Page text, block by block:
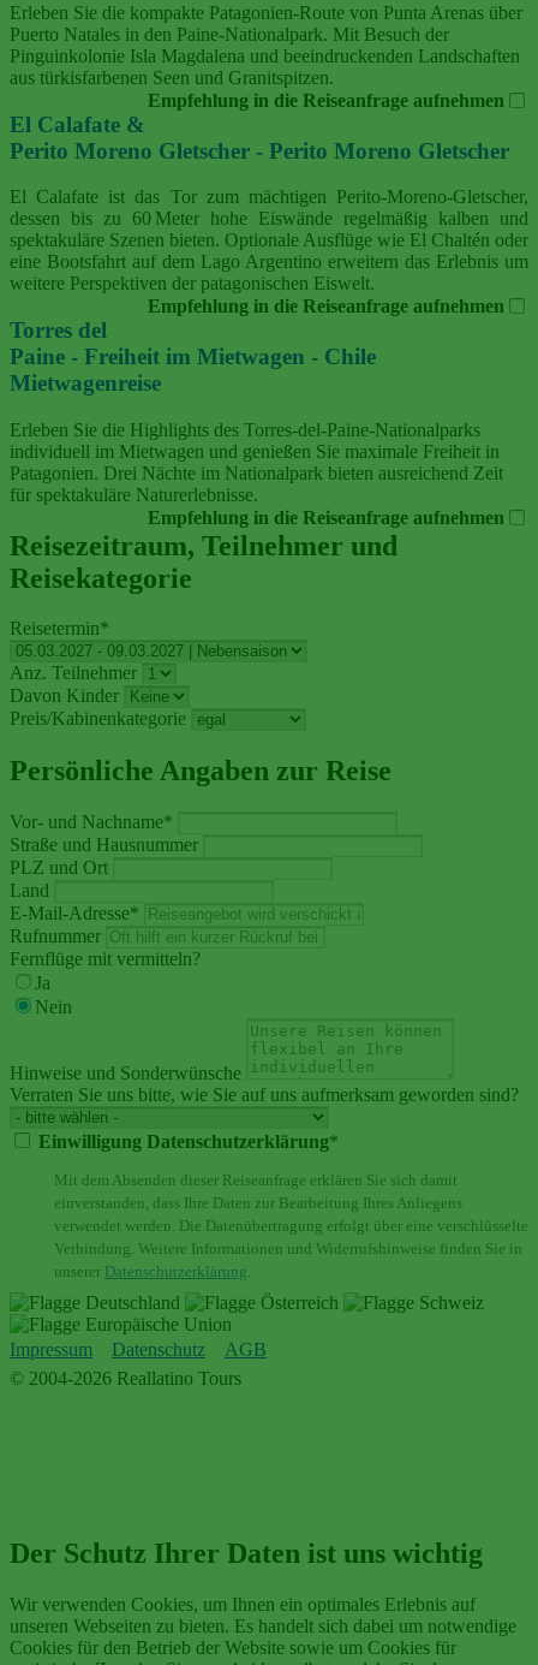
Erleben Sie die kompakte Patagonien‑Route von Punta Arenas über
Puerto Natales in den Paine‑Nationalpark. Mit Besuch der
Pinguinkolonie Isla Magdalena und beeindruckenden Landschaften
aus türkisfarbenen Seen und Granitspitzen.
Empfehlung in die Reiseanfrage aufnehmen
El Calafate &
Perito Moreno Gletscher - Perito Moreno Gletscher
El Calafate ist das Tor zum mächtigen Perito‑Moreno‑Gletscher,
dessen bis zu 60 Meter hohe Eiswände regelmäßig kalben und
spektakuläre Szenen bieten. Optionale Ausflüge wie El Chaltén oder
eine Bootsfahrt auf dem Lago Argentino erweitern das Erlebnis um
weitere Perspektiven der patagonischen Eiswelt.
Empfehlung in die Reiseanfrage aufnehmen
Torres del
Paine - Freiheit im Mietwagen - Chile
Mietwagenreise
Erleben Sie die Highlights des Torres-del-Paine-Nationalparks
individuell im Mietwagen und genießen Sie maximale Freiheit in
Patagonien. Drei Nächte im Nationalpark bieten ausreichend Zeit
für spektakuläre Naturerlebnisse.
Empfehlung in die Reiseanfrage aufnehmen
Reisezeitraum, Teilnehmer und
Reisekategorie
Reisetermin*
Anz. Teilnehmer
Davon Kinder
Preis/Kabinenkategorie
Persönliche Angaben zur Reise
Vor- und Nachname*
Straße und Hausnummer
PLZ und Ort
Land
E-Mail-Adresse*
Rufnummer
Fernflüge mit vermitteln?
Ja
Nein
Hinweise und Sonderwünsche
Verraten Sie uns bitte, wie Sie auf uns aufmerksam geworden sind?
Einwilligung Datenschutzerklärung*
Mit dem Absenden dieser Reiseanfrage erklären Sie sich damit
einverstanden, dass Ihre Daten zur Bearbeitung Ihres Anliegens
verwendet werden. Die Datenübertragung erfolgt über eine verschlüsselte
Verbindung. Weitere Informationen und Widerrufshinweise finden Sie in
unserer Datenschutzerklärung.
Impressum Datenschutz
AGB
© 2004-2026 Reallatino Tours
Der Schutz Ihrer Daten ist uns wichtig
Wir verwenden Cookies, um Ihnen ein optimales Erlebnis auf
unseren Webseiten zu bieten. Es handelt sich dabei um notwendige
Cookies für den Betrieb der Website sowie um Cookies für